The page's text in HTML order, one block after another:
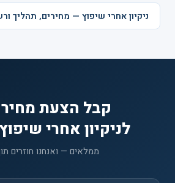
ניקיון אחרי שיפוץ — מחירים, תהליך
קבל הצעת מחיר
לניקיון אחרי
ממלאים — ואנחנו חוזרים